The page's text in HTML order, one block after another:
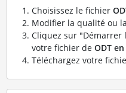
Choisissez le fichier
Modifier la qualité ou
Cliquez sur "Démarrer
votre fichier de ODT
Téléchargez votre